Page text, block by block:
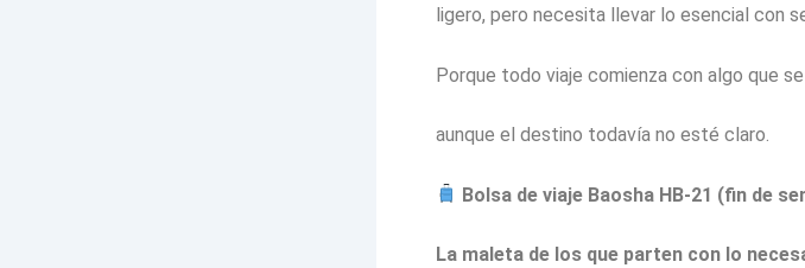
ligero, pero necesita llevar lo esencial con
Porque todo viaje comienza con algo que se
aunque el destino todavía no esté claro.
Bolsa de viaje Baosha HB-21 (fin de
La maleta de los que parten con lo